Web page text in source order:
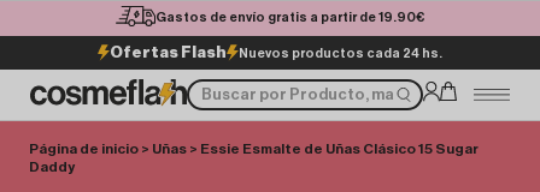
Gastos de envío gratis a partir de 19.90€
Ofertas Flash Nuevos productos cada 24 hs.
Página de inicio > Uñas > Essie Esmalte de Uñas Clásico 15 Sugar
Daddy